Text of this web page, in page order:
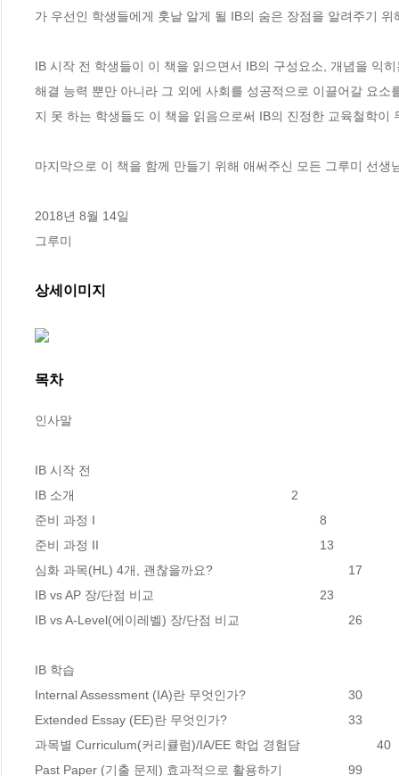
가 우선인 학생들에게 훗날 알게 될 IB의 숨은 장점을 알려주기
IB 시작 전 학생들이 이 책을 읽으면서 IB의 구성요소, 개념을 익
해결 능력 뿐만 아니라 그 외에 사회를 성공적으로 이끌어갈 요
지 못 하는 학생들도 이 책을 읽음으로써 IB의 진정한 교육철학이
마지막으로 이 책을 함께 만들기 위해 애써주신 모든 그루미 선
2018년 8월 14일
그루미
상세이미지
목차
인사말
IB 시작 전
IB 소개 								2
준비 과정 I								8
준비 과정 II								13
심화 과목(HL) 4개, 괜찮을까요? 					17
IB vs AP 장/단점 비교						23
IB vs A-Level(에이레벨) 장/단점 비교 				26
IB 학습
Internal Assessment (IA)란 무엇인가? 				30
Extended Essay (EE)란 무엇인가? 					33
과목별 Curriculum(커리큘럼)/IA/EE 학업 경험담			40
Past Paper (기출 문제) 효과적으로 활용하기 			99